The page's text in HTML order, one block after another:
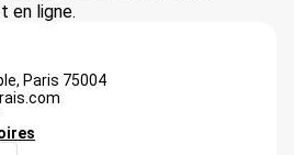
en ligne.
Paris 75004